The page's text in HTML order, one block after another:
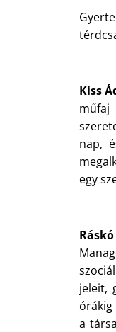
Kiss
műfaj
nap,
egy
jeleit,
a